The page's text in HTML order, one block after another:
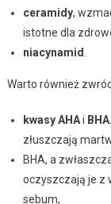
ceramidy,
istotne dla
niacynamid
Warto również
kwasy AHAi BHA
złuszczają
BHA, a
oczyszczają je z
sebum,